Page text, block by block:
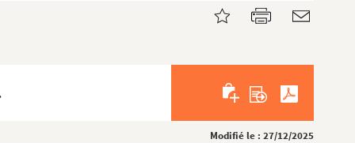
Modifié le : 27/12/2025